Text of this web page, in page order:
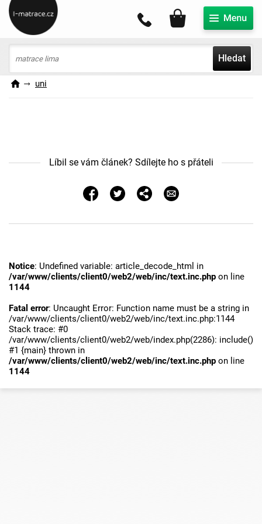
Hledat
Můj účet
uni
Líbil se vám článek? Sdílejte ho s přáteli
Notice: Undefined variable: article_decode_html in
/var/www/clients/client0/web2/web/inc/text.inc.php on line
1144
Fatal error: Uncaught Error: Function name must be a string in
/var/www/clients/client0/web2/web/inc/text.inc.php:1144
Stack trace: #0
/var/www/clients/client0/web2/web/index.php(2286): include()
#1 {main} thrown in
/var/www/clients/client0/web2/web/inc/text.inc.php on line
1144